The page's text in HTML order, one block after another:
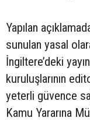
Yapılan
sunulan yasal
İngiltere’deki
kuruluşlarının
yeterli güvence
Kamu Yararına